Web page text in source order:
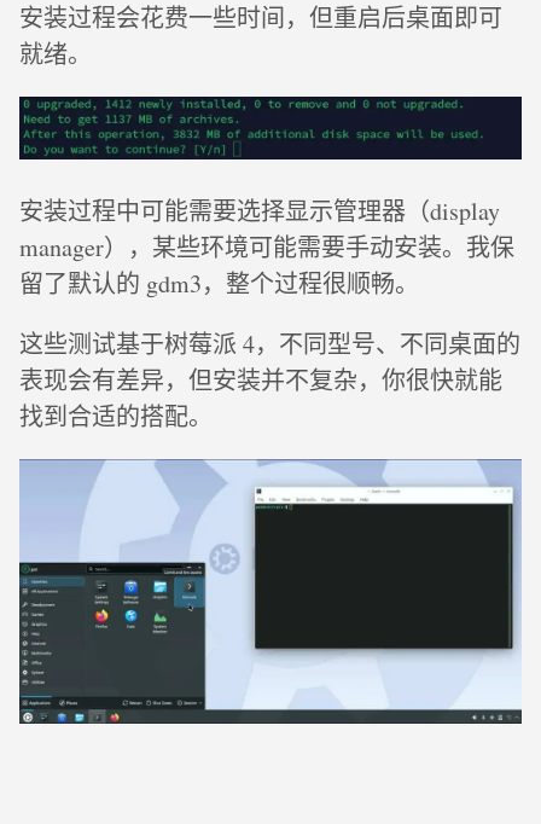
安装过程会花费一些时间，但重启后桌面即可
就绪。
安装过程中可能需要选择显示管理器（display
manager），某些环境可能需要手动安装。我保
留了默认的 gdm3，整个过程很顺畅。
这些测试基于树莓派 4，不同型号、不同桌面的
表现会有差异，但安装并不复杂，你很快就能
找到合适的搭配。